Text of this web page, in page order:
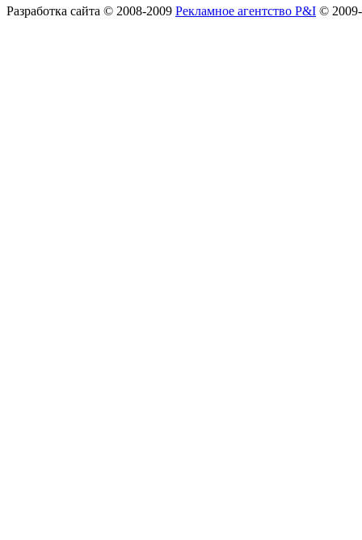
Разработка сайта © 2008-2009 Рекламное агентство P&I ©